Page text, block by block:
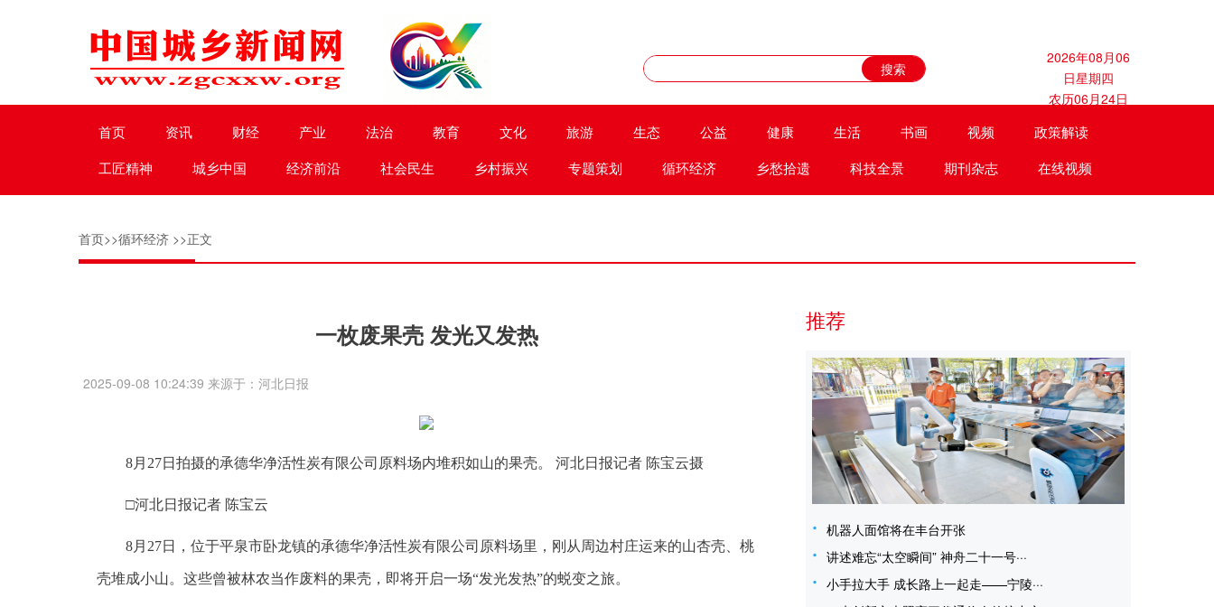
2026年08月06
日星期四
农历06月24日
首页 资讯 财经 产业 法治 教育 文化 旅游 生态 公益 健康 生活 书画 视频
政策解读
工匠精神
城乡中国 经济前沿 社会民生 乡村振兴 专题策划 循环经济 乡愁拾遗 科技全景 期刊杂志 在线视频
首页>>循环经济 >>正文
一枚废果壳 发光又发热
2025-09-08 10:24:39 来源于：河北日报
8月27日拍摄的承德华净活性炭有限公司原料场内堆积如山的果壳。 河北日报记者 陈宝云摄
□河北日报记者 陈宝云
8月27日，位于平泉市卧龙镇的承德华净活性炭有限公司原料场里，刚从周边村庄运来的山杏壳、桃
壳堆成小山。这些曾被林农当作废料的果壳，即将开启一场“发光发热”的蜕变之旅。
推荐
机器人面馆将在丰台开张
讲述难忘“太空瞬间” 神舟二十一号···
小手拉大手 成长路上一起走——宁陵···